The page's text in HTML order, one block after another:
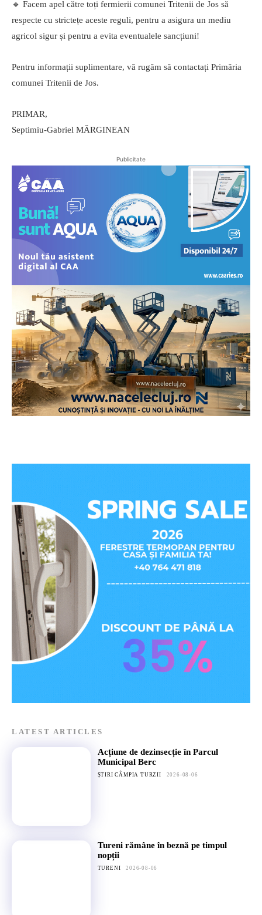
🔹 Facem apel către toți fermierii comunei Tritenii de Jos să
respecte cu strictețe aceste reguli, pentru a asigura un mediu
agricol sigur și pentru a evita eventualele sancțiuni!
Pentru informații suplimentare, vă rugăm să contactați Primăria
comunei Tritenii de Jos.
PRIMAR,
Septimiu-Gabriel MĂRGINEAN
Publicitate
LATEST ARTICLES
Acțiune de dezinsecție în Parcul
Municipal Berc
ȘTIRI CÂMPIA TURZII 2026-08-06
Tureni rămâne în beznă pe timpul
nopții
TURENI 2026-08-06